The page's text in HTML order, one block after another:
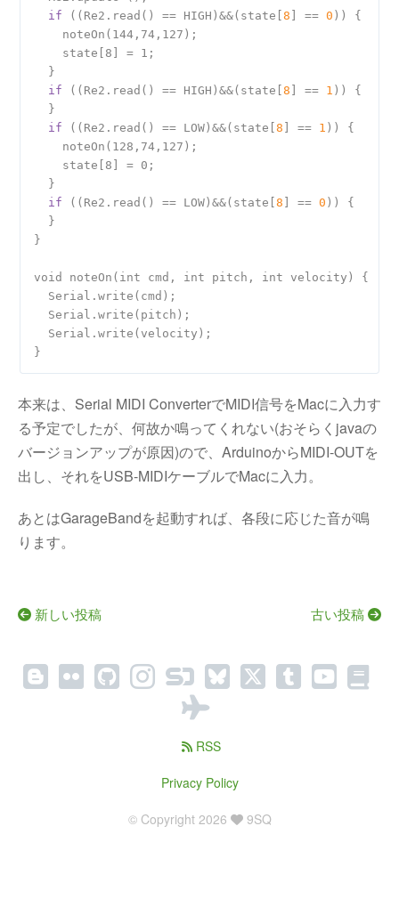
if ((Re2.read() == HIGH)&&(state[ 8 ] == 0 )) {
    noteOn(144,74,127);
    state[8] = 1;
  }
if ((Re2.read() == HIGH)&&(state[ 8 ] == 1 )) {
  }
if ((Re2.read() == LOW)&&(state[ 8 ] == 1 )) {
    noteOn(128,74,127);
    state[8] = 0;
  }
if ((Re2.read() == LOW)&&(state[ 8 ] == 0 )) {
  }
}
void noteOn(int cmd, int pitch, int velocity) {
  Serial.write(cmd);
  Serial.write(pitch);
  Serial.write(velocity);
本来は、Serial MIDI ConverterでMIDI信号をMacに入力す
る予定でしたが、何故か鳴ってくれない(おそらくjavaの
バージョンアップが原因)ので、ArduinoからMIDI-OUTを
出し、それをUSB-MIDIケーブルでMacに入力。
あとはGarageBandを起動すれば、各段に応じた音が鳴
ります。
新しい投稿 古い投稿
RSS
Privacy Policy
© Copyright 2026 9SQ